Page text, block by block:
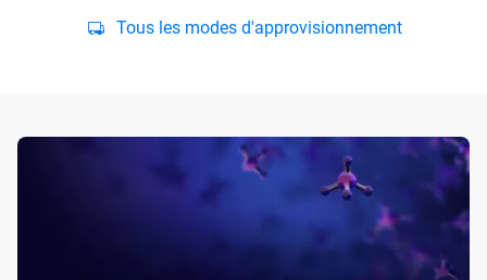
Tous les modes d'approvisionnement